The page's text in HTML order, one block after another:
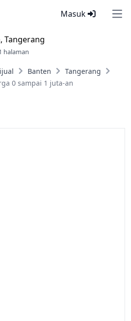
Masuk
Tangerang
halaman
Banten
Tangerang
0 sampai 1 juta-an